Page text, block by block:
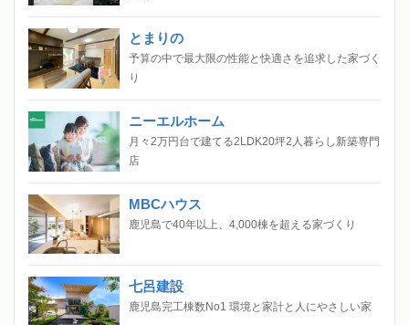
とまりの
予算の中で最大限の性能と快適さを追求した家づく
り
ニーエルホーム
月々2万円台で建てる2LDK20坪2人暮らし新築専門
店
MBCハウス
鹿児島で40年以上、4,000棟を超える家づくり
七呂建設
鹿児島完工棟数No1 環境と家計と人にやさしい家